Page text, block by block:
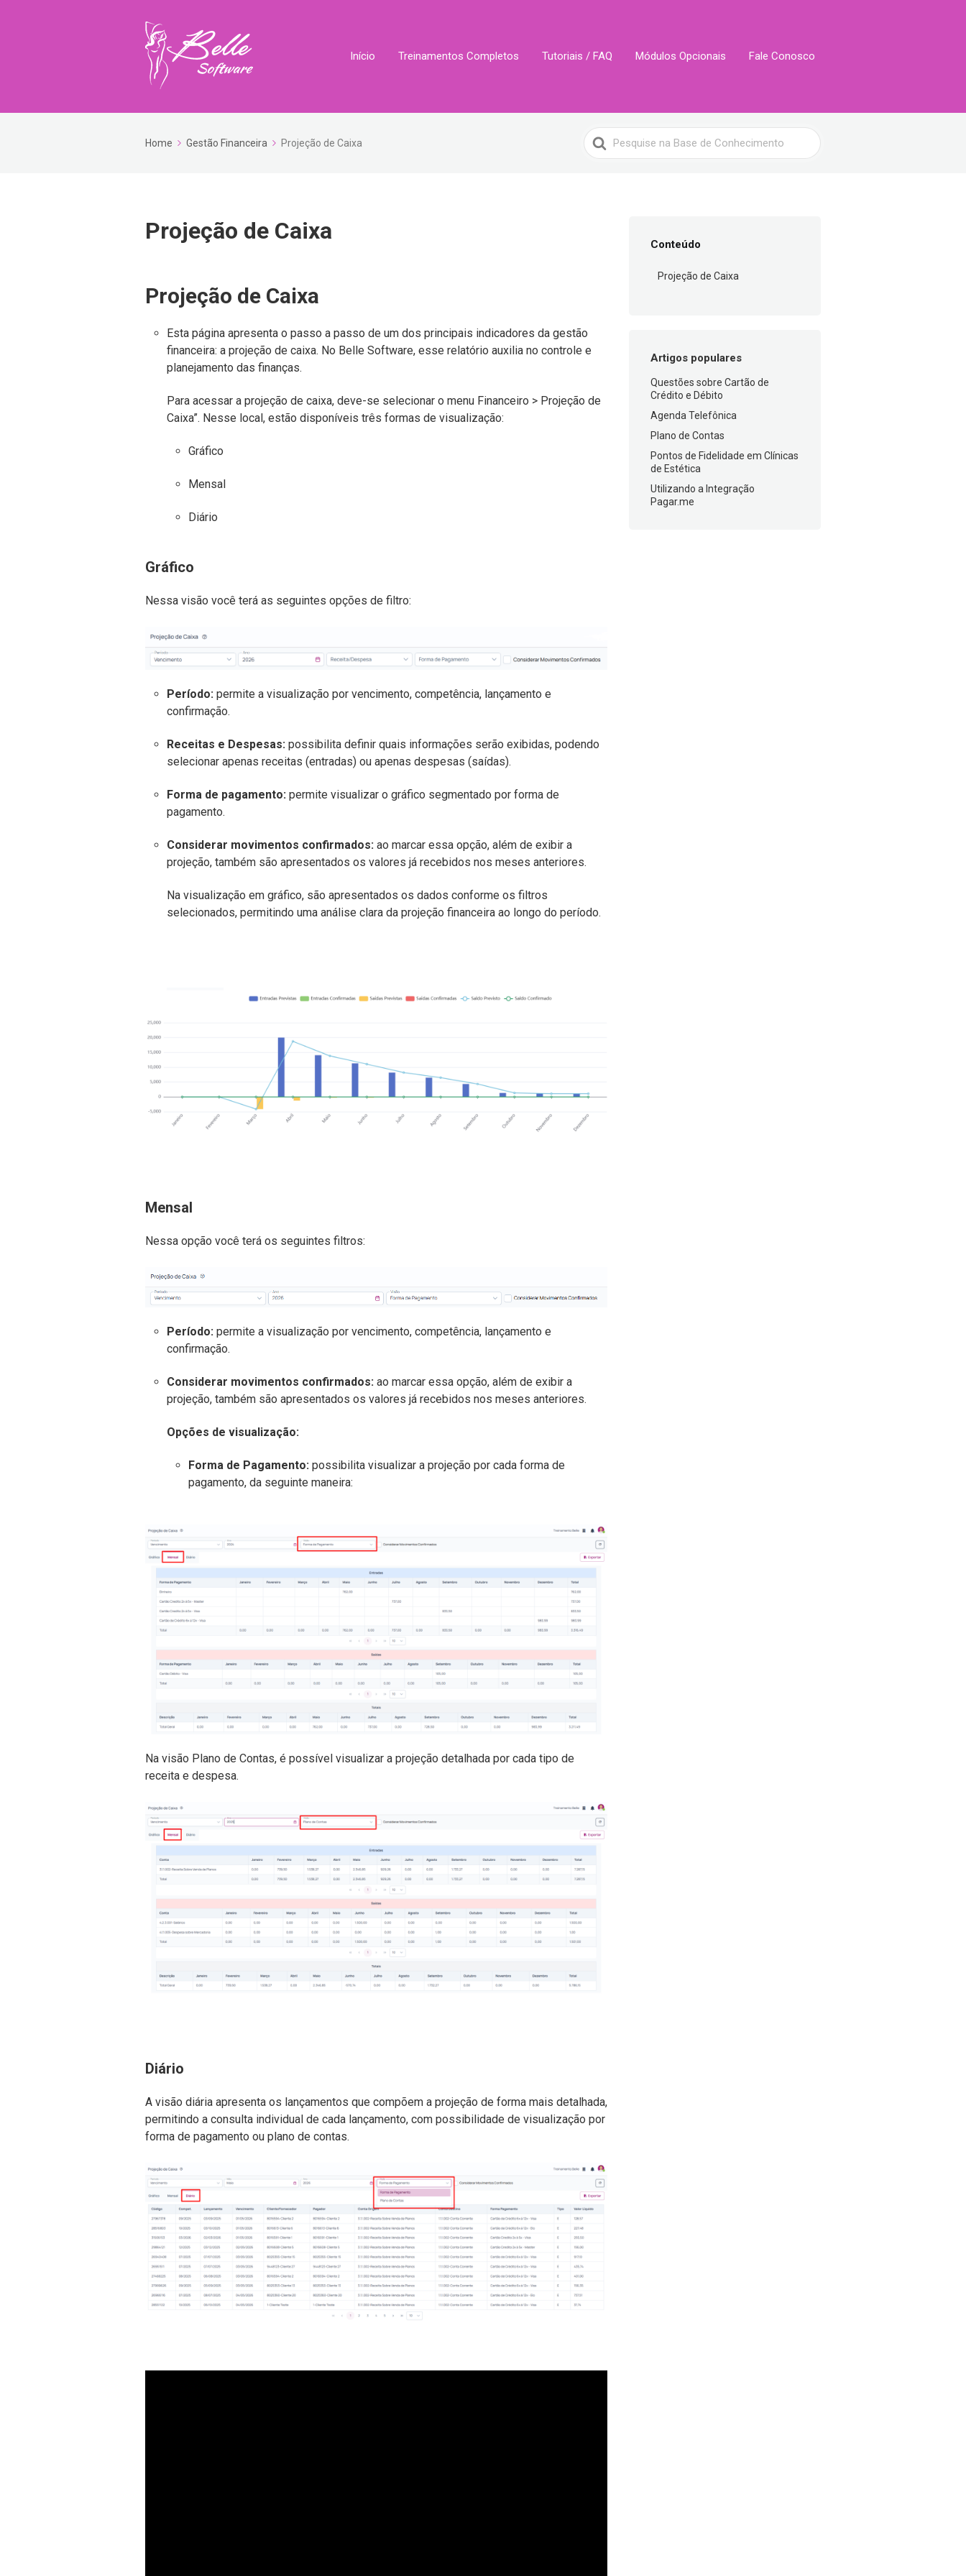
Início Treinamentos Completos Tutoriais / FAQ Módulos Opcionais Fale Conosco
Home Gestão Financeira Projeção de Caixa
Search
For
Projeção de Caixa
Projeção de Caixa
Esta página apresenta o passo a passo de um dos principais indicadores da gestão
financeira: a projeção de caixa. No Belle Software, esse relatório auxilia no controle e
planejamento das finanças.
Para acessar a projeção de caixa, deve-se selecionar o menu Financeiro > Projeção de
Caixa”. Nesse local, estão disponíveis três formas de visualização:
Gráfico
Mensal
Diário
Gráfico
Nessa visão você terá as seguintes opções de filtro:
Período: permite a visualização por vencimento, competência, lançamento e
confirmação.
Receitas e Despesas: possibilita definir quais informações serão exibidas, podendo
selecionar apenas receitas (entradas) ou apenas despesas (saídas).
Forma de pagamento: permite visualizar o gráfico segmentado por forma de
pagamento.
Considerar movimentos confirmados: ao marcar essa opção, além de exibir a
projeção, também são apresentados os valores já recebidos nos meses anteriores.
Na visualização em gráfico, são apresentados os dados conforme os filtros
selecionados, permitindo uma análise clara da projeção financeira ao longo do período.
Mensal
Nessa opção você terá os seguintes filtros:
Período: permite a visualização por vencimento, competência, lançamento e
confirmação.
Considerar movimentos confirmados: ao marcar essa opção, além de exibir a
projeção, também são apresentados os valores já recebidos nos meses anteriores.
Opções de visualização:
Forma de Pagamento: possibilita visualizar a projeção por cada forma de
pagamento, da seguinte maneira:
Na visão Plano de Contas, é possível visualizar a projeção detalhada por cada tipo de
receita e despesa.
Diário
A visão diária apresenta os lançamentos que compõem a projeção de forma mais detalhada,
permitindo a consulta individual de cada lançamento, com possibilidade de visualização por
forma de pagamento ou plano de contas.
Conteúdo
Projeção de Caixa
Artigos populares
Questões sobre Cartão de
Crédito e Débito
Agenda Telefônica
Plano de Contas
Pontos de Fidelidade em Clínicas
de Estética
Utilizando a Integração
Pagar.me